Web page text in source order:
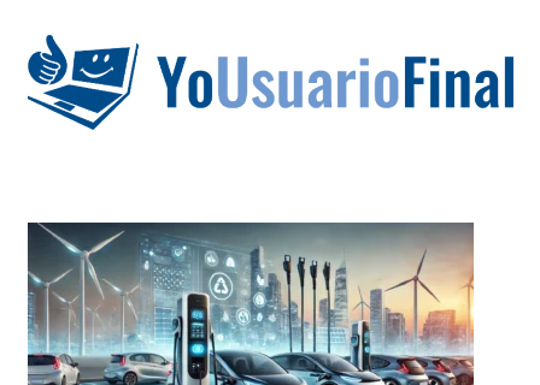
contenido
tiene
que
estar
en